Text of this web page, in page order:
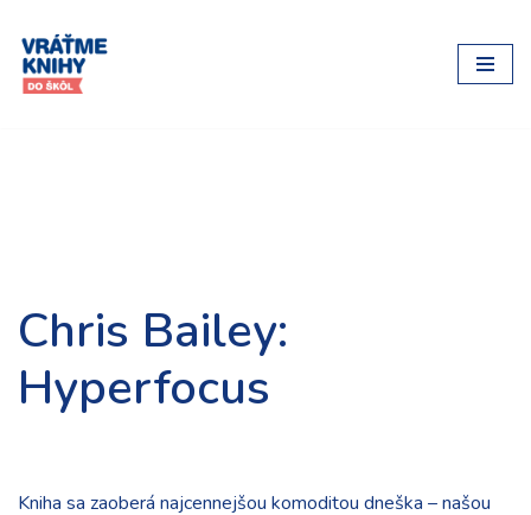
Preskočiť
na
Chris Bailey:
Hyperfocus
Kniha sa zaoberá najcennejšou komoditou dneška – našou